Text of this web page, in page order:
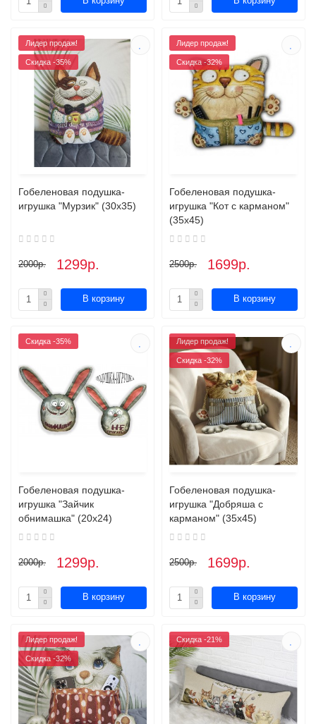
Лидер продаж!
Скидка -35%
Гобеленовая подушка-
игрушка "Мурзик" (30х35)
2000р. 1299р.
В корзину
Лидер продаж!
Скидка -32%
Гобеленовая подушка-
игрушка "Кот с карманом"
(35х45)
2500р. 1699р.
В корзину
Скидка -35%
Гобеленовая подушка-
игрушка "Зайчик
обнимашка" (20х24)
2000р. 1299р.
В корзину
Лидер продаж!
Скидка -32%
Гобеленовая подушка-
игрушка "Добряша с
карманом" (35х45)
2500р. 1699р.
В корзину
Лидер продаж!
Скидка -32%
Скидка -21%